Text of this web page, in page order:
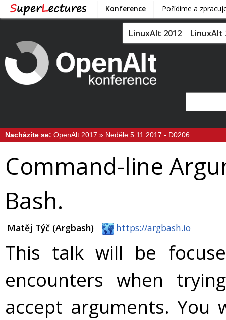
Konference Pořídíme a
LinuxAlt 2012 LinuxAlt
Nacházíte se: OpenAlt 2017 » Neděle 5.11.2017 - D0206
Command-line
Bash.
Matěj Týč (Argbash) https://argbash.io
This talk will be
encounters when
accept arguments.